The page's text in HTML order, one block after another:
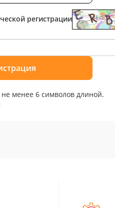
регистрации
менее 6 символов длиной.